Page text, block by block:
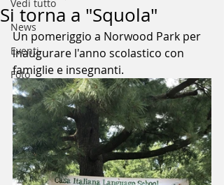
Vedi tutto
News
Eventi
Foto
Si torna a "Squola"
Un pomeriggio a Norwood Park per
inaugurare l'anno scolastico con
famiglie e insegnanti.